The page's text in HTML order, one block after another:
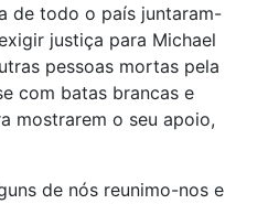
de todo o país juntaram-
justiça para Michael
pessoas mortas pela
com batas brancas e
mostrarem o seu apoio,
de nós reunimo-nos e